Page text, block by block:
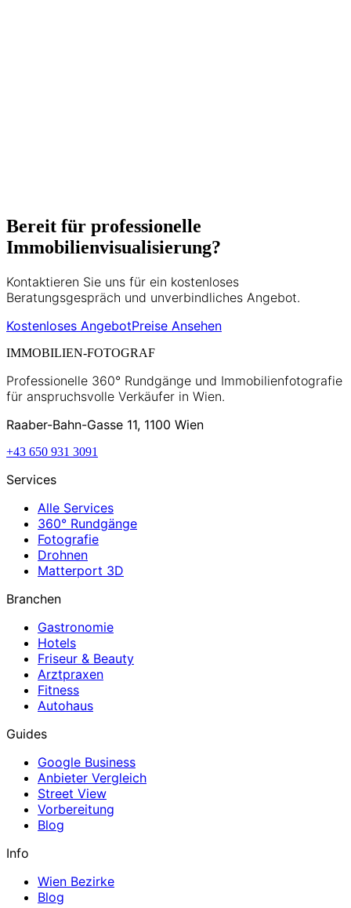
Bereit für professionelle
Immobilienvisualisierung?
Kontaktieren Sie uns für ein kostenloses
Beratungsgespräch und unverbindliches Angebot.
Kostenloses AngebotPreise Ansehen
IMMOBILIEN-FOTOGRAF
Professionelle 360° Rundgänge und Immobilienfotografie
für anspruchsvolle Verkäufer in Wien.
Raaber-Bahn-Gasse 11, 1100 Wien
+43 650 931 3091
Services
Alle Services
360° Rundgänge
Fotografie
Drohnen
Matterport 3D
Branchen
Gastronomie
Hotels
Friseur & Beauty
Arztpraxen
Fitness
Autohaus
Guides
Google Business
Anbieter Vergleich
Street View
Vorbereitung
Blog
Info
Wien Bezirke
Blog